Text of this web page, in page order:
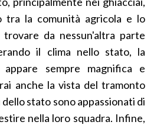
tra la comunità agricola e lo
da nessun'altra parte
il clima nello stato, la
appare sempre magnifica e
anche la vista del tramonto
stato sono appassionati di
nella loro squadra. Infine,